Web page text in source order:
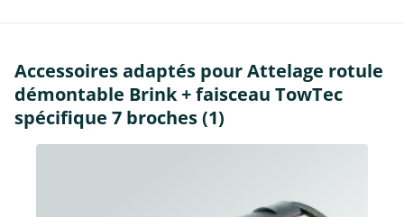
Accessoires adaptés pour Attelage rotule
démontable Brink + faisceau TowTec
spécifique 7 broches (1)